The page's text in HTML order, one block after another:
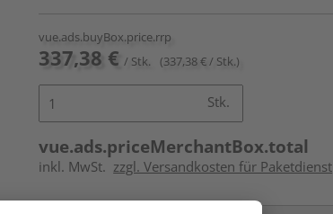
vue.ads.buyBox.price.rrp
337,38 € / Stk. (337,38 € / Stk.)
Stk.
vue.ads.priceMerchantBox.total
inkl. MwSt. zzgl. Versandkosten für Paketdienst